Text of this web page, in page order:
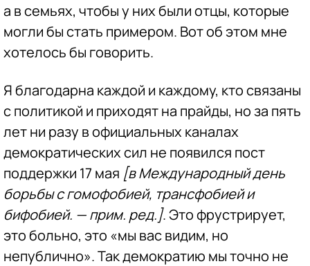
а в семьях, чтобы у них были отцы, которые
могли бы стать примером. Вот об этом мне
хотелось бы говорить.
Я благодарна каждой и каждому, кто связаны
с политикой и приходят на прайды, но за пять
лет ни разу в официальных каналах
демократических сил не появился пост
поддержки 17 мая [в Международный день
борьбы с гомофобией, трансфобией и
бифобией. — прим. ред.]. Это фрустрирует,
это больно, это «мы вас видим, но
непублично». Так демократию мы точно не